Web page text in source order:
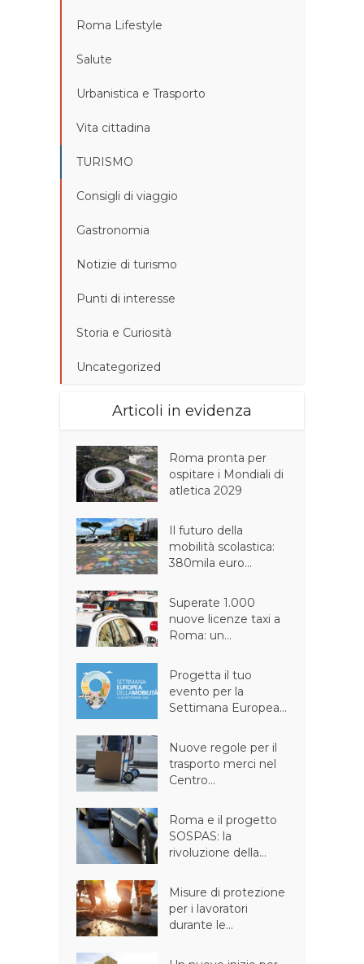
Roma Lifestyle
Salute
Urbanistica e Trasporto
Vita cittadina
TURISMO
Consigli di viaggio
Gastronomia
Notizie di turismo
Punti di interesse
Storia e Curiosità
Uncategorized
Articoli in evidenza
Roma pronta per
ospitare i Mondiali di
atletica 2029
Il futuro della
mobilità scolastica:
380mila euro...
Superate 1.000
nuove licenze taxi a
Roma: un...
Progetta il tuo
evento per la
Settimana Europea...
Nuove regole per il
trasporto merci nel
Centro...
Roma e il progetto
SOSPAS: la
rivoluzione della...
Misure di protezione
per i lavoratori
durante le...